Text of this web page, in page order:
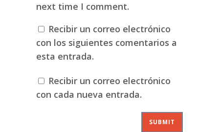
next time I comment.
Recibir un correo electrónico
con los siguientes comentarios a
esta entrada.
Recibir un correo electrónico
con cada nueva entrada.